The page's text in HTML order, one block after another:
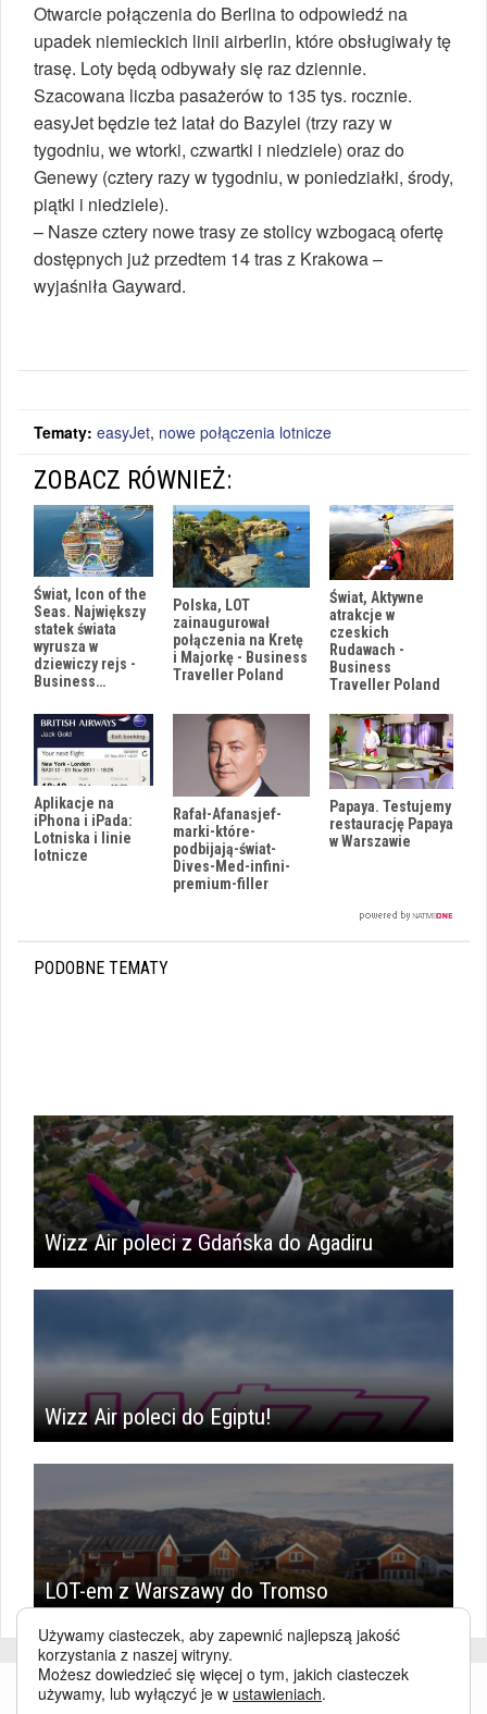
Otwarcie połączenia do Berlina to odpowiedź na
upadek niemieckich linii airberlin, które obsługiwały tę
trasę. Loty będą odbywały się raz dziennie.
Szacowana liczba pasażerów to 135 tys. rocznie.
easyJet będzie też latał do Bazylei (trzy razy w
tygodniu, we wtorki, czwartki i niedziele) oraz do
Genewy (cztery razy w tygodniu, w poniedziałki, środy,
piątki i niedziele).
– Nasze cztery nowe trasy ze stolicy wzbogacą ofertę
dostępnych już przedtem 14 tras z Krakowa –
wyjaśniła Gayward.
Tematy: easyJet, nowe połączenia lotnicze
ZOBACZ RÓWNIEŻ:
Świat, Icon of the
Seas. Największy
statek świata
wyrusza w
dziewiczy rejs -
Business…
Polska, LOT
zainaugurował
połączenia na Kretę
i Majorkę - Business
Traveller Poland
Świat, Aktywne
atrakcje w
czeskich
Rudawach -
Business
Traveller Poland
Aplikacje na
iPhona i iPada:
Lotniska i linie
lotnicze
Rafał-Afanasjef-
marki-które-
podbijają-świat-
Dives-Med-infini-
premium-filler
Papaya. Testujemy
restaurację Papaya
w Warszawie
PODOBNE TEMATY
Wizz Air poleci z Gdańska do Agadiru
Wizz Air poleci do Egiptu!
LOT-em z Warszawy do Tromso
Używamy ciasteczek, aby zapewnić najlepszą jakość
korzystania z naszej witryny.
Możesz dowiedzieć się więcej o tym, jakich ciasteczek
używamy, lub wyłączyć je w ustawieniach.